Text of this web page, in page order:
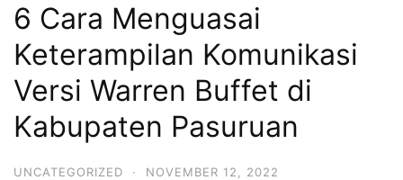
6 Cara Menguasai
Keterampilan Komunikasi
Versi Warren Buffet di
Kabupaten Pasuruan
UNCATEGORIZED · NOVEMBER 12, 2022